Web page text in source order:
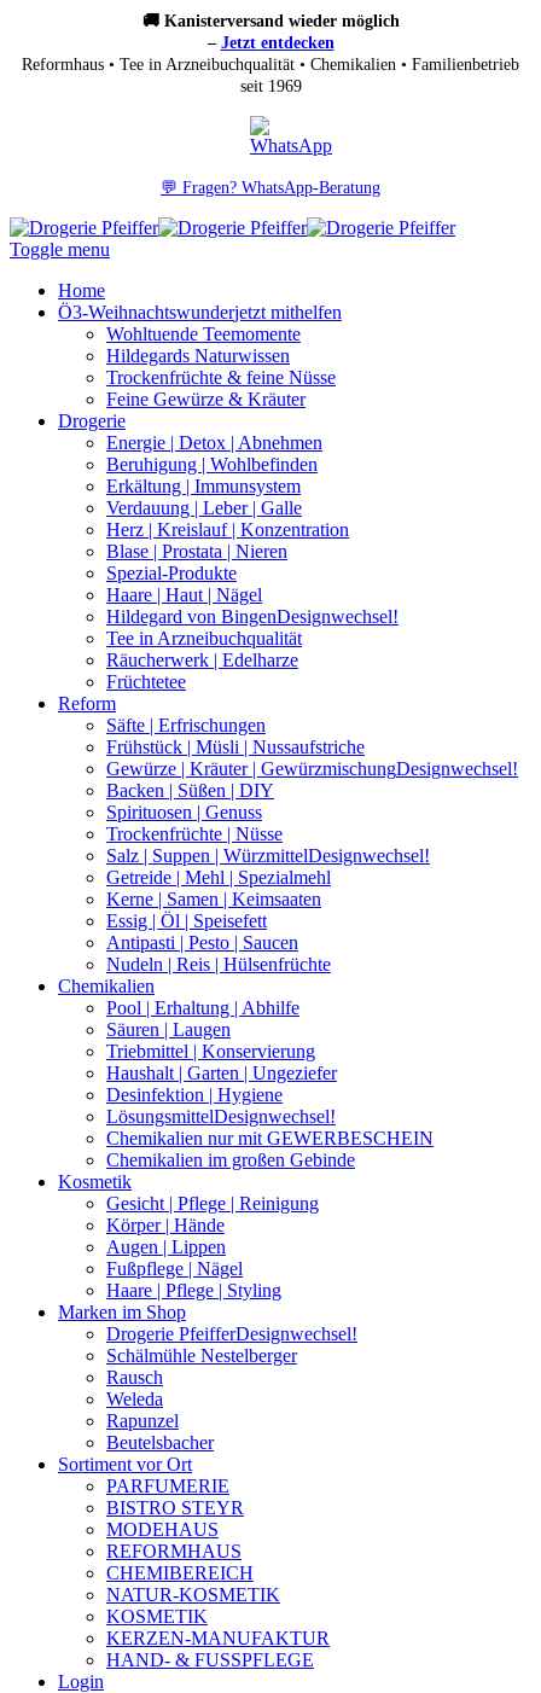
🚚 Kanisterversand wieder möglich
– Jetzt entdecken
Reformhaus • Tee in Arzneibuchqualität • Chemikalien • Familienbetrieb
seit 1969
💬 Fragen? WhatsApp-Beratung
Toggle menu
Home
Ö3-Weihnachtswunderjetzt mithelfen
Wohltuende Teemomente
Hildegards Naturwissen
Trockenfrüchte & feine Nüsse
Feine Gewürze & Kräuter
Drogerie
Energie | Detox | Abnehmen
Beruhigung | Wohlbefinden
Erkältung | Immunsystem
Verdauung | Leber | Galle
Herz | Kreislauf | Konzentration
Blase | Prostata | Nieren
Spezial-Produkte
Haare | Haut | Nägel
Hildegard von BingenDesignwechsel!
Tee in Arzneibuchqualität
Räucherwerk | Edelharze
Früchtetee
Reform
Säfte | Erfrischungen
Frühstück | Müsli | Nussaufstriche
Gewürze | Kräuter | GewürzmischungDesignwechsel!
Backen | Süßen | DIY
Spirituosen | Genuss
Trockenfrüchte | Nüsse
Salz | Suppen | WürzmittelDesignwechsel!
Getreide | Mehl | Spezialmehl
Kerne | Samen | Keimsaaten
Essig | Öl | Speisefett
Antipasti | Pesto | Saucen
Nudeln | Reis | Hülsenfrüchte
Chemikalien
Pool | Erhaltung | Abhilfe
Säuren | Laugen
Triebmittel | Konservierung
Haushalt | Garten | Ungeziefer
Desinfektion | Hygiene
LösungsmittelDesignwechsel!
Chemikalien nur mit GEWERBESCHEIN
Chemikalien im großen Gebinde
Kosmetik
Gesicht | Pflege | Reinigung
Körper | Hände
Augen | Lippen
Fußpflege | Nägel
Haare | Pflege | Styling
Marken im Shop
Drogerie PfeifferDesignwechsel!
Schälmühle Nestelberger
Rausch
Weleda
Rapunzel
Beutelsbacher
Sortiment vor Ort
PARFUMERIE
BISTRO STEYR
MODEHAUS
REFORMHAUS
CHEMIBEREICH
NATUR-KOSMETIK
KOSMETIK
KERZEN-MANUFAKTUR
HAND- & FUSSPFLEGE
Login